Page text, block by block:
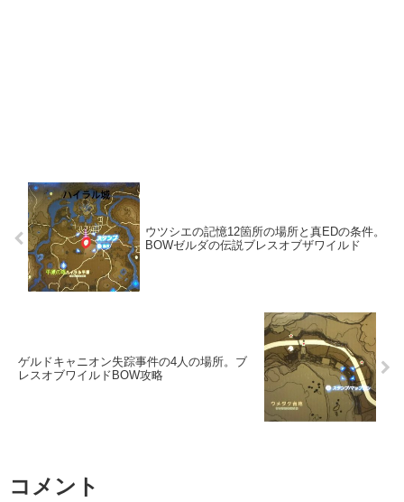
ウツシエの記憶12箇所の場所と真EDの条件。
BOWゼルダの伝説ブレスオブザワイルド
ゲルドキャニオン失踪事件の4人の場所。ブ
レスオブワイルドBOW攻略
コメント